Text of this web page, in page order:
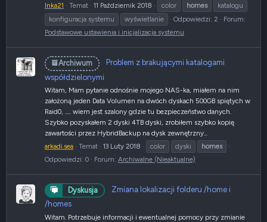
Inka21
Temat 11 Październik 2018 color homes
katalogu
konfiguracja systemu
wyświetlanie Odpowiedzi: 2
Forum:
Podstawowe ustawienia i inicjalizacja systemu
Archiwum
Problem z brakującymi katalogami
współdzielonymi
Witam, Mam pytanie odnośnie mojego NAS-ka, miałem na nim
założoną jeden Data Volumen na dwóch dyskach 500GB spiętych w
Raid0, ..... wiem jest szalony gdzie tu bezpieczeństwo danych.
Szybko pozyskałem 2 dyski 4TB dyski, zrobiłem szybko kopię
zawartości przez HybridBackup na dysk zewnętrzny...
arkadi.sea
Temat 13 Luty 2018 color dyski
homes
Odpowiedzi: 0
Forum: Archiwalne (Nieaktualne)
Dyskusja
Zmiana lokalizacji folderu /home i
/homes
Witam. Potrzebuje informacji i ewentualnej pomocy przy zmianie